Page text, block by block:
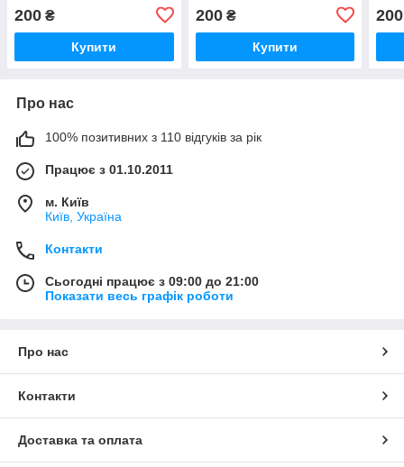
подарунок
200 ₴
Купити
подарунок
200₴
Купити
200
Про нас
100% позитивних з 110 відгуків за рік
Працює з 01.10.2011
м. Київ
Київ, Україна
Контакти
Сьогодні працює з 09:00 до 21:00
Показати весь графік роботи
Про нас
Контакти
Доставка та оплата